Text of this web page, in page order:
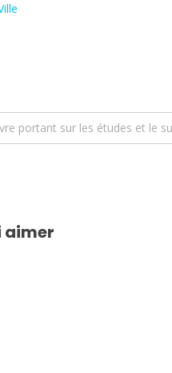
portant sur les études et le
aimer